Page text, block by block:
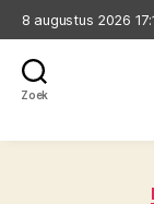
8 augustus 2026
Zoek